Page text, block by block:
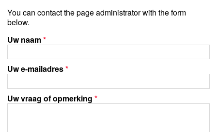
You can contact the page administrator with the form
below.
Uw naam*
Uw e-mailadres*
Uw vraag of opmerking *